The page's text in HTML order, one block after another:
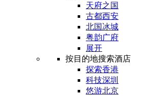
天府之国
古都西安
北国冰城
粤韵广府
展开
按目的地搜索酒店
探索香港
科技深圳
悠游北京